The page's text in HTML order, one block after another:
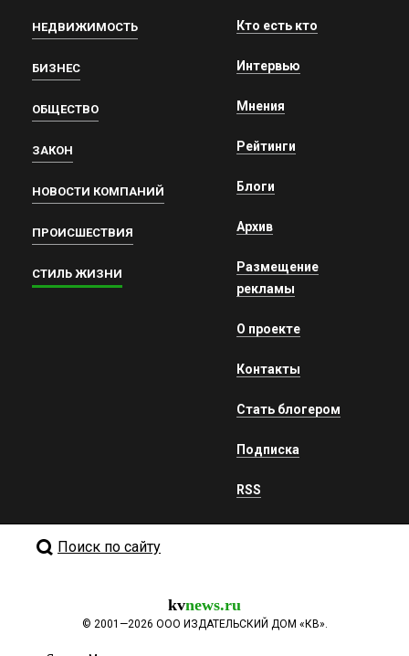
НЕДВИЖИМОСТЬ
БИЗНЕС
ОБЩЕСТВО
ЗАКОН
НОВОСТИ КОМПАНИЙ
ПРОИСШЕСТВИЯ
СТИЛЬ ЖИЗНИ
Кто есть кто
Интервью
Мнения
Рейтинги
Блоги
Архив
Размещение
рекламы
О проекте
Контакты
Стать блогером
Подписка
RSS
Поиск по сайту
kvnews.ru
© 2001—2026 ООО ИЗДАТЕЛЬСКИЙ ДОМ «КВ».